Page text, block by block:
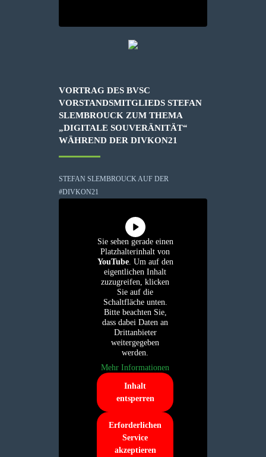
VORTRAG DES BVSC
VORSTANDSMITGLIEDS STEFAN
SLEMBROUCK ZUM THEMA
„DIGITALE SOUVERÄNITÄT“
WÄHREND DER DIVKON21
STEFAN SLEMBROUCK AUF DER
#DIVKON21
Sie sehen gerade einen
Platzhalterinhalt von
YouTube. Um auf den
eigentlichen Inhalt
zuzugreifen, klicken
Sie auf die
Schaltfläche unten.
Bitte beachten Sie,
dass dabei Daten an
Drittanbieter
weitergegeben
werden.
Mehr Informationen
Inhalt
entsperren
Erforderlichen
Service
akzeptieren